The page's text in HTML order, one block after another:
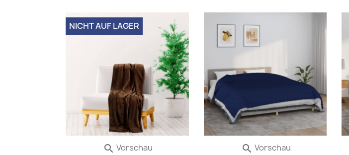
NICHT AUF LAGER
 Vorschau  Vorschau